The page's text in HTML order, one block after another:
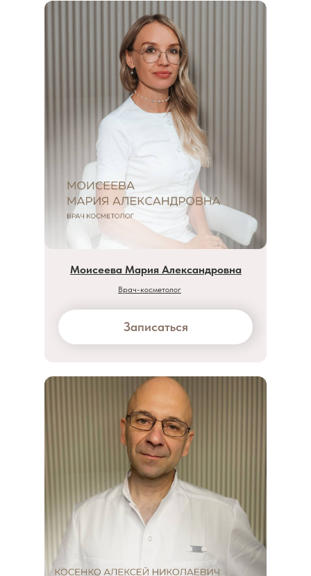
Моисеева Мария Александровна
Врач-косметолог
Записаться